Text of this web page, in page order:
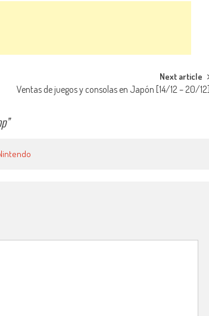
Next article
Ventas de juegos y consolas en Japón [14/12 – 20/12]
”